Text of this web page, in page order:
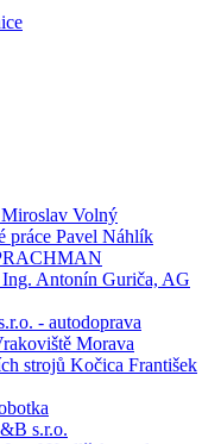
Volný
práce Pavel Náhlík
Antonín Guriča, AG
- autodoprava
Morava
strojů Kočica František
s.r.o.